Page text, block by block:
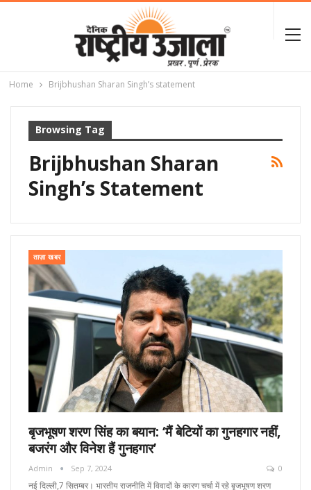
Home Brijbhushan Sharan Singh’s statement
Browsing Tag
Brijbhushan Sharan
Singh’s Statement
ताज़ा खबर
बृजभूषण शरण सिंह का बयान: ‘मैं बेटियों का गुनहगार नहीं,
बजरंग और विनेश हैं गुनहगार’
Admin Sep 7, 2024 0
नई दिल्ली,7 सितम्बर। भारतीय राजनीति में विवादों के कारण चर्चा में रहे बृजभूषण शरण